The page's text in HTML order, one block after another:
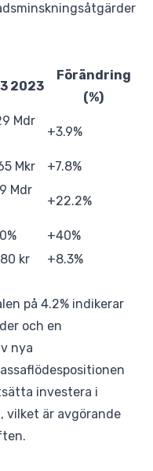
2023
Förändring
(%)
Mdr
+3.9%
Mkr
+7.8%
Mdr
+22.2%
+40%
kr
+8.3%
på 4.2% indikerar
och en
nya
investera i
vilket är avgörande